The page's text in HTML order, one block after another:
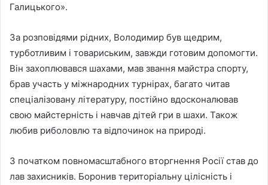
Галицького».
За розповідями рідних, Володимир був щедрим,
турботливим і товариським, завжди готовим допомогти.
Він захоплювався шахами, мав звання майстра спорту,
брав участь у міжнародних турнірах, багато читав
спеціалізовану літературу, постійно вдосконалював
свою майстерність і навчав дітей гри в шахи. Також
любив риболовлю та відпочинок на природі.
З початком повномасштабного вторгнення Росії став до
лав захисників. Боронив територіальну цілісність і